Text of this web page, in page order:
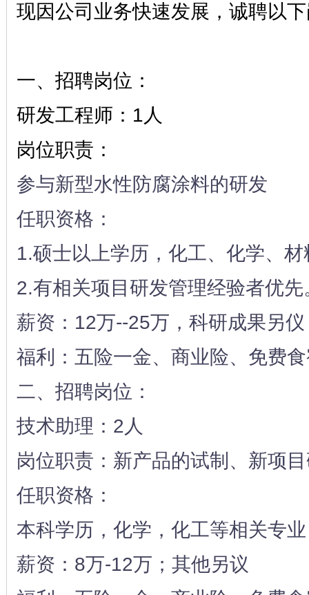
现因公司业务快速发展，诚聘以
一、招聘岗位：
研发工程师：1人
岗位职责：
参与新型水性防腐涂料的研发
任职资格：
1.硕士以上学历，化工、化学、
2.有相关项目研发管理经验者优先
薪资：12万--25万，科研成果另仪
福利：五险一金、商业险、免费
二、招聘岗位：
技术助理：2人
岗位职责：新产品的试制、新项
任职资格：
本科学历，化学，化工等相关专
薪资：8万-12万；其他另议